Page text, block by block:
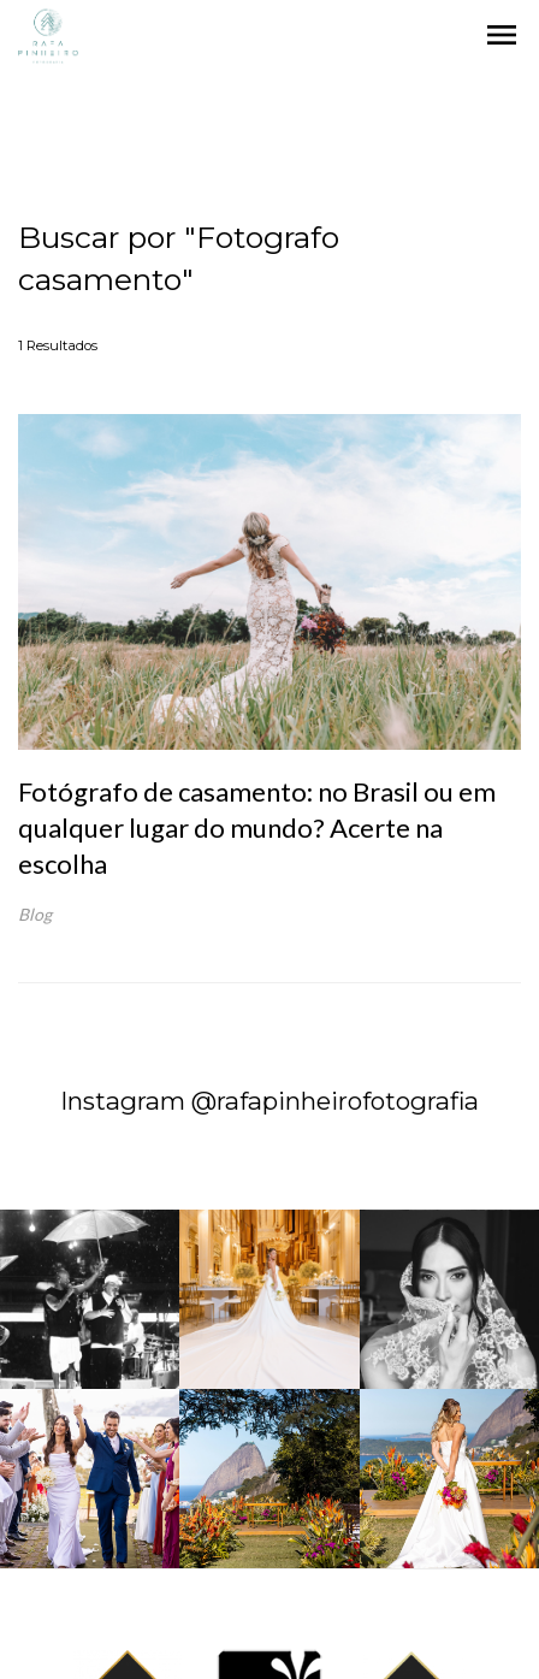
menu
Buscar por "Fotografo
casamento"
1 Resultados
Fotógrafo de casamento: no Brasil ou em
qualquer lugar do mundo? Acerte na
escolha
Blog
Instagram @rafapinheirofotografia